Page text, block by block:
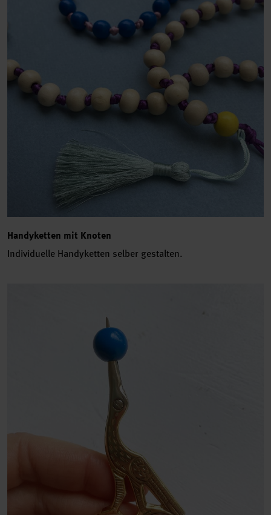
Handyketten mit Knoten
Individuelle Handyketten selber gestalten.